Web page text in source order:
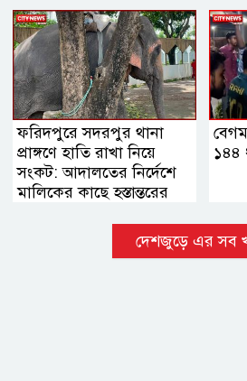
ফরিদপুরে সদরপুর থানা
প্রাঙ্গণে হাতি রাখা নিয়ে
সংকট: আদালতের নির্দেশে
মালিকের কাছে হস্তান্তরের
১৪৪
দেশজুড়ে এর সব